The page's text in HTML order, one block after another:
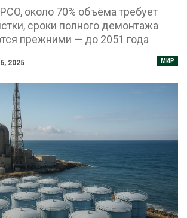
около 70% объёма требует
сроки полного демонтажа
прежними — до 2051 года
МИР
2025